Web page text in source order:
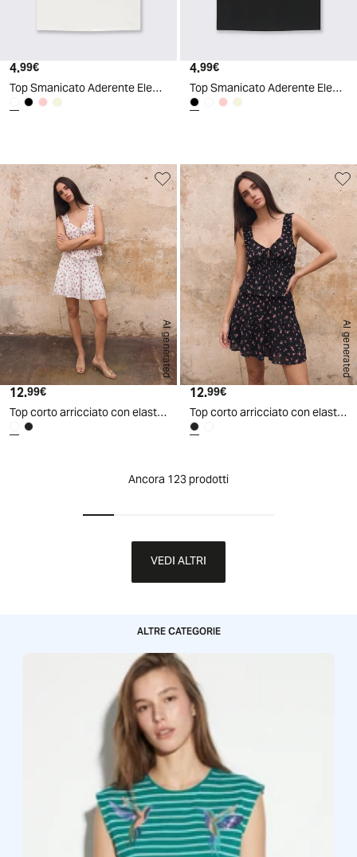
Prezzo attuale
4.99€
Top Smanicato Aderente Elegante - Bianco latte
Prezzo attuale
4.99€
Top Smanicato Aderente Elegante - Nero
AI generated
Prezzo attuale
12.99€
Top corto arricciato con elastico
AI generated
Prezzo attuale
12.99€
Top corto arricciato con elastico
Ancora 123 prodotti
VEDI ALTRI
ALTRE CATEGORIE